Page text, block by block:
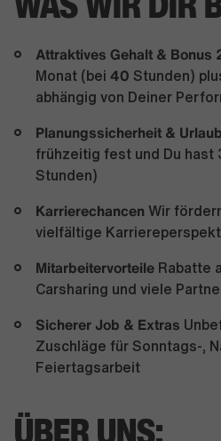
Attraktives Gehalt &
Monat (bei 40 Stunden)
abhängig von Deiner
Planungssicherheit & Urlaub
frühzeitig fest und Du hast
Stunden)
Karrierechancen Wir
vielfältige
Mitarbeitervorteile Rabatte
Carsharing und viele
Sicherer Job & Extras
Zuschläge für Sonntags-,
Feiertagsarbeit